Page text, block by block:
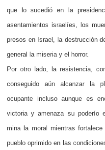
que lo sucedió en la
asentamientos israelíes, los
presos en Israel, la destrucción
general la miseria y el horror.
Por otro lado, la resistencia,
conseguido aún alcanzar la
ocupante incluso aunque es
victoria y amenaza su poderío
mina la moral mientras
pueblo oprimido en las